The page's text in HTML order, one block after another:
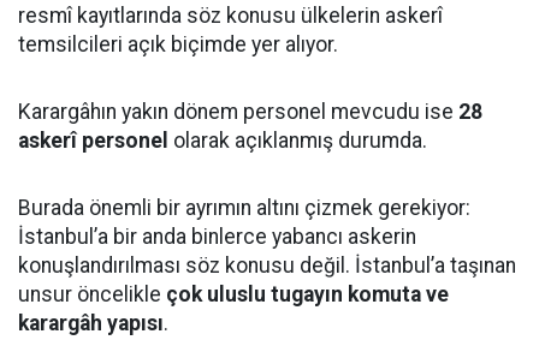
resmî kayıtlarında söz konusu ülkelerin askerî
temsilcileri açık biçimde yer alıyor.
Karargâhın yakın dönem personel mevcudu ise 28
askerî personel olarak açıklanmış durumda.
Burada önemli bir ayrımın altını çizmek gerekiyor:
İstanbul’a bir anda binlerce yabancı askerin
konuşlandırılması söz konusu değil. İstanbul’a taşınan
unsur öncelikle çok uluslu tugayın komuta ve
karargâh yapısı.